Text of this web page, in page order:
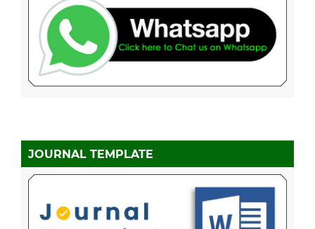
JOURNAL TEMPLATE